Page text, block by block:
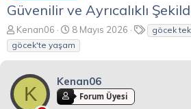
Güvenilir ve Ayrıcalıklı
K
o
n
u
u
Kenan06
B
a
ş
a
n
g
8 Mayıs 2026
E göcek
göcek'te yaşam
K
Kenan06
Forum Üyesi